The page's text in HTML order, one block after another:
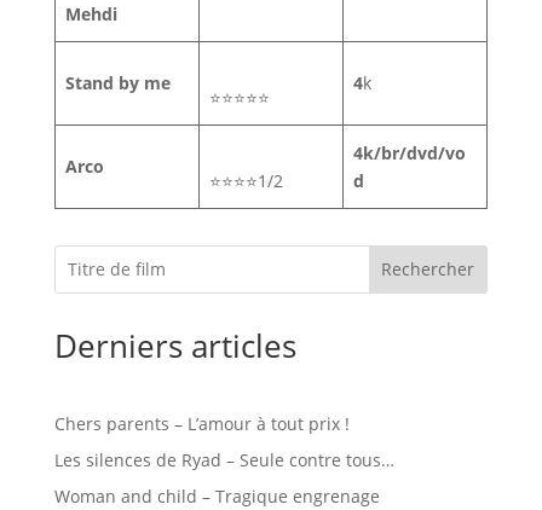
Mehdi
Stand by me
⭐⭐⭐⭐⭐
4k
Arco
⭐⭐⭐⭐1/2
4k/br/dvd/vo
d
Rechercher
Derniers articles
Chers parents – L’amour à tout prix !
Les silences de Ryad – Seule contre tous…
Woman and child – Tragique engrenage